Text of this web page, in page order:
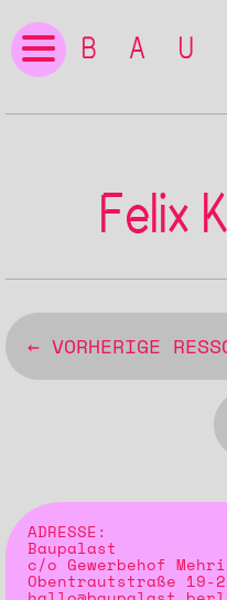
Felix
← VORHERIGE
ADRESSE:
Baupalast
c/o Gewerbehof
Obentrautstraße 19-